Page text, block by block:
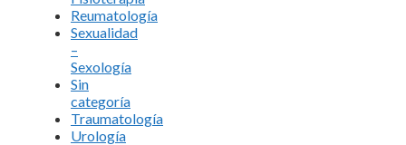
Reumatología
Sexualidad
–
Sexología
Sin
categoría
Traumatología
Urología